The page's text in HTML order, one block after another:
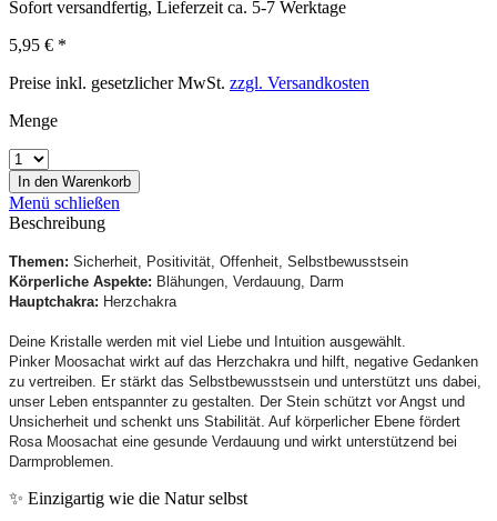
Sofort versandfertig, Lieferzeit ca. 5-7 Werktage
5,95 € *
Preise inkl. gesetzlicher MwSt. zzgl. Versandkosten
Menge
In den Warenkorb
Menü schließen
Beschreibung
Themen: Sicherheit, Positivität, Offenheit, Selbstbewusstsein
Körperliche Aspekte: Blähungen, Verdauung, Darm
Hauptchakra: Herzchakra
Deine Kristalle werden mit viel Liebe und Intuition ausgewählt.
Pinker Moosachat wirkt auf das Herzchakra und hilft, negative Gedanken
zu vertreiben. Er stärkt das Selbstbewusstsein und unterstützt uns dabei,
unser Leben entspannter zu gestalten. Der Stein schützt vor Angst und
Unsicherheit und schenkt uns Stabilität. Auf körperlicher Ebene fördert
Rosa Moosachat eine gesunde Verdauung und wirkt unterstützend bei
Darmproblemen.
✨ Einzigartig wie die Natur selbst